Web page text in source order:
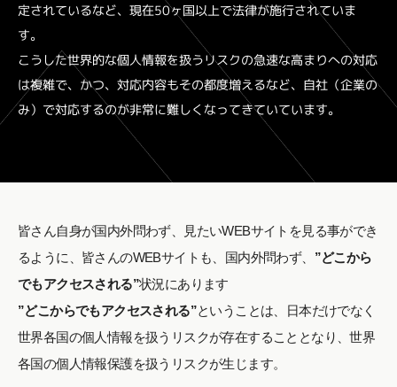
定されているなど、現在50ヶ国以上で法律が施行されていま
す。
こうした世界的な個人情報を扱うリスクの急速な高まりへの対応
は複雑で、かつ、対応内容もその都度増えるなど、自社（企業の
み）で対応するのが非常に難しくなってきていています。
皆さん⾃⾝が国内外問わず、⾒たいWEBサイトを⾒る事ができ
るように、 皆さんのWEBサイトも、国内外問わず、 ”どこから
でもアクセスされる”状況にあります
”どこからでもアクセスされる”ということは、⽇本だけでなく
世界各国の個⼈情報を扱うリスクが存在することとなり、世界
各国の個⼈情報保護を扱うリスクが⽣じます。